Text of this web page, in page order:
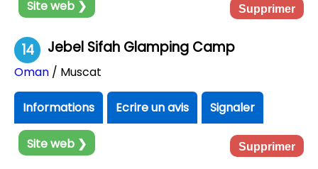
Site web ❯ Supprimer
14 Jebel Sifah Glamping Camp
Oman / Muscat
Informations Ecrire un avis Signaler
Site web ❯ Supprimer